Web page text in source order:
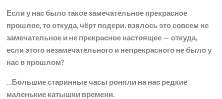
Если у нас было такое замечательное прекрасное
прошлое, то откуда, чёрт подери, взялось это совсем не
замечательное и не прекрасное настоящее — откуда,
если этого незамечательного и непрекрасного не было у
нас в прошлом?
…Большие старинные часы роняли на нас редкие
маленькие катышки времени.